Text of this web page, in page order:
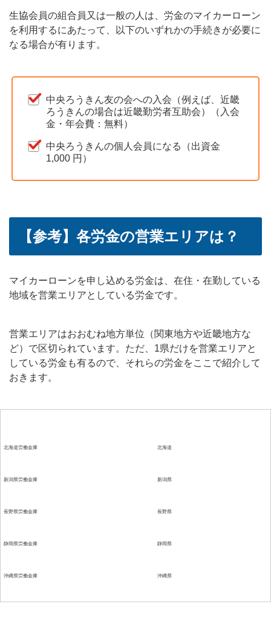
生協会員の組合員又は一般の人は、労金のマイカーローン
を利用するにあたって、以下のいずれかの手続きが必要に
なる場合が有ります。
中央ろうきん友の会への入会（例えば、近畿
ろうきんの場合は近畿勤労者互助会）（入会
金・年会費：無料）
中央ろうきんの個人会員になる（出資金
1,000 円）
【参考】各労金の営業エリアは？
マイカーローンを申し込める労金は、在住・在勤している
地域を営業エリアとしている労金です。
営業エリアはおおむね地方単位（関東地方や近畿地方な
ど）で区切られています。ただ、1県だけを営業エリアと
している労金も有るので、それらの労金をここで紹介して
おきます。
北海道労働金庫 北海道
新潟県労働金庫 新潟県
長野県労働金庫 長野県
静岡県労働金庫 静岡県
沖縄県労働金庫 沖縄県